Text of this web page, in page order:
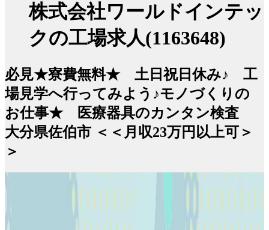
株式会社ワールドインテッ
クの工場求人(1163648)
必見★寮費無料★ 土日祝日休み♪ 工
場見学へ行ってみよう♪モノづくりの
お仕事★ 医療器具のカンタン検査
大分県佐伯市 ＜＜月収23万円以上可＞
＞